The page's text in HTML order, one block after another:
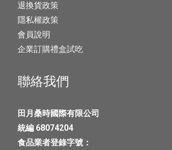
退換貨政策
隱私權政策
會員說明
企業訂購禮盒試吃
聯絡我們
田月桑時國際有限公司
統編 68074204
食品業者登錄字號：